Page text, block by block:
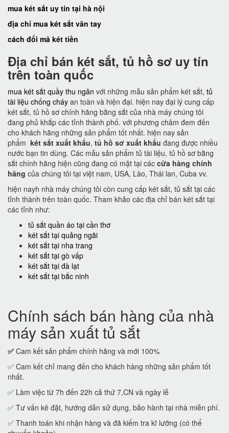
mua két sắt uy tín tại hà nội
địa chỉ mua két sắt vân tay
cách đổi mã két tiền
Địa chỉ bán két sắt, tủ hồ sơ uy tín
trên toàn quốc
mua két sắt quầy thu ngân với những mẫu sản phẩm két sắt, tủ
tài liệu chống cháy an toàn và hiện đại. hiện nay đại lý cung cấp
két sắt, tủ hồ sơ chính hãng bằng sắt của nhà máy chúng tôi
đang phủ khắp các tỉnh thành phố. với phương châm đem đến
cho khách hãng những sản phẩm tốt nhất. hiện nay sản
phẩm két sắt xuất khẩu, tủ hồ sơ xuất khẩu đang được nhiều
nước bạn tin dùng. Các mẫu sản phẩm tủ tài liệu, tủ hồ sơ bằng
sắt chính hãng hiện cũng đang có mặt tại các cửa hàng chính
hãng của chúng tôi tại việt nam, USA, Lào, Thái lan, Cuba vv.
hiện nayh nhà máy chúng tôi còn cung cấp két sắt, tủ sắt tại các
tỉnh thành trên toàn quốc. Tham khảo các địa chỉ bán két sắt tại
các tỉnh như:
tủ sắt quần áo tại cần thơ
két sắt tại quảng ngãi
két sắt tại nha trang
két sắt tại gò vấp
két sắt tại đà lạt
két sắt tại bắc ninh
Chính sách bán hàng của nhà
máy sản xuất tủ sắt
✅ Cam kết sản phẩm chính hãng và mới 100%
✅ Cam kết chỉ mang đến cho khách hàng những sản phẩm tốt
nhất.
✅ Làm việc từ 7h đến 22h cả thứ 7,CN và ngày lễ
✅ Tư vấn kê đặt, hướng dẫn sử dụng, bảo hành tại nhà miễn phí.
✅ Thanh toán khi nhận hàng và đã kiểm tra kĩ lưỡng (có thể